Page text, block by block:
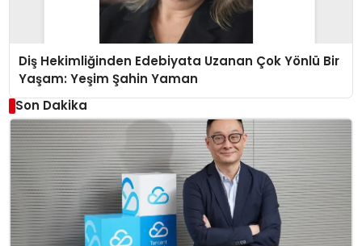
Diş Hekimliğinden Edebiyata Uzanan Çok Yönlü Bir
Yaşam: Yeşim Şahin Yaman
Son Dakika